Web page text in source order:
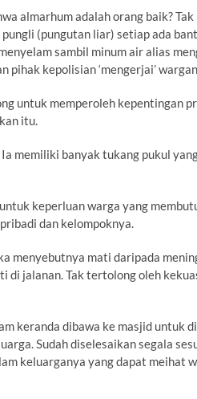
almarhum adalah orang baik?
(pungutan liar) setiap ada
sambil minum air alias
pihak kepolisian ‘mengerjai’
untuk memperoleh kepentingan
itu.
memiliki banyak tukang pukul
keperluan warga yang
dan kelompoknya.
menyebutnya mati daripada
jalanan. Tak tertolong oleh
keranda dibawa ke masjid untuk
Sudah diselesaikan segala
keluarganya yang dapat meihat